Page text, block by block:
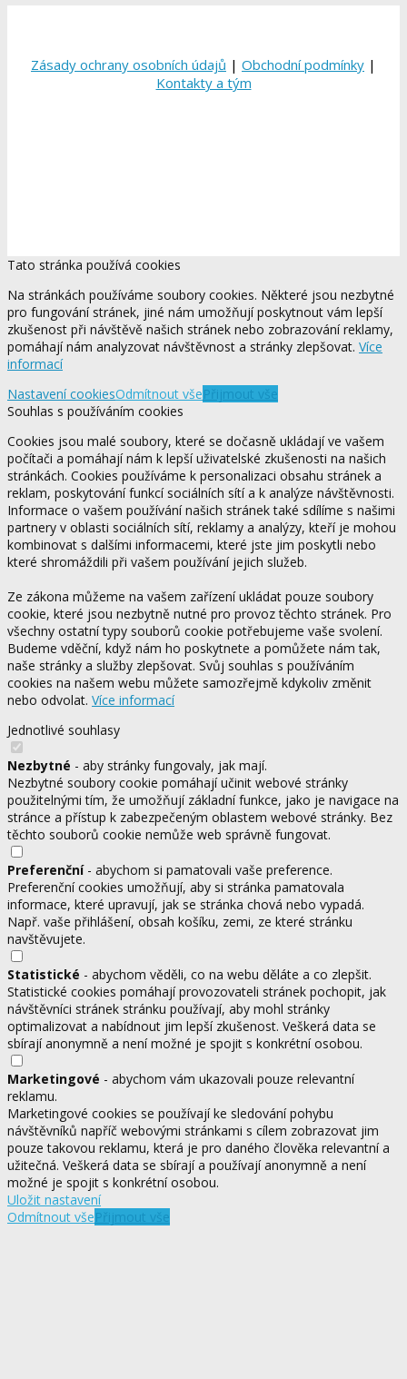
Zásady ochrany osobních údajů | Obchodní podmínky |
Kontakty a tým
Tato stránka používá cookies
Na stránkách používáme soubory cookies. Některé jsou nezbytné
pro fungování stránek, jiné nám umožňují poskytnout vám lepší
zkušenost při návštěvě našich stránek nebo zobrazování reklamy,
pomáhají nám analyzovat návštěvnost a stránky zlepšovat. Více
informací
Nastavení cookiesOdmítnout všePřijmout vše
Souhlas s používáním cookies
Cookies jsou malé soubory, které se dočasně ukládají ve vašem
počítači a pomáhají nám k lepší uživatelské zkušenosti na našich
stránkách. Cookies používáme k personalizaci obsahu stránek a
reklam, poskytování funkcí sociálních sítí a k analýze návštěvnosti.
Informace o vašem používání našich stránek také sdílíme s našimi
partnery v oblasti sociálních sítí, reklamy a analýzy, kteří je mohou
kombinovat s dalšími informacemi, které jste jim poskytli nebo
které shromáždili při vašem používání jejich služeb.
Ze zákona můžeme na vašem zařízení ukládat pouze soubory
cookie, které jsou nezbytně nutné pro provoz těchto stránek. Pro
všechny ostatní typy souborů cookie potřebujeme vaše svolení.
Budeme vděční, když nám ho poskytnete a pomůžete nám tak,
naše stránky a služby zlepšovat. Svůj souhlas s používáním
cookies na našem webu můžete samozřejmě kdykoliv změnit
nebo odvolat. Více informací
Jednotlivé souhlasy
Nezbytné - aby stránky fungovaly, jak mají.
Nezbytné soubory cookie pomáhají učinit webové stránky
použitelnými tím, že umožňují základní funkce, jako je navigace na
stránce a přístup k zabezpečeným oblastem webové stránky. Bez
těchto souborů cookie nemůže web správně fungovat.
Preferenční- abychom si pamatovali vaše preference.
Preferenční cookies umožňují, aby si stránka pamatovala
informace, které upravují, jak se stránka chová nebo vypadá.
Např. vaše přihlášení, obsah košíku, zemi, ze které stránku
navštěvujete.
Statistické - abychom věděli, co na webu děláte a co zlepšit.
Statistické cookies pomáhají provozovateli stránek pochopit, jak
návštěvníci stránek stránku používají, aby mohl stránky
optimalizovat a nabídnout jim lepší zkušenost. Veškerá data se
sbírají anonymně a není možné je spojit s konkrétní osobou.
Marketingové - abychom vám ukazovali pouze relevantní
reklamu.
Marketingové cookies se používají ke sledování pohybu
návštěvníků napříč webovými stránkami s cílem zobrazovat jim
pouze takovou reklamu, která je pro daného člověka relevantní a
užitečná. Veškerá data se sbírají a používají anonymně a není
možné je spojit s konkrétní osobou.
Uložit nastavení
Odmítnout všePřijmout vše